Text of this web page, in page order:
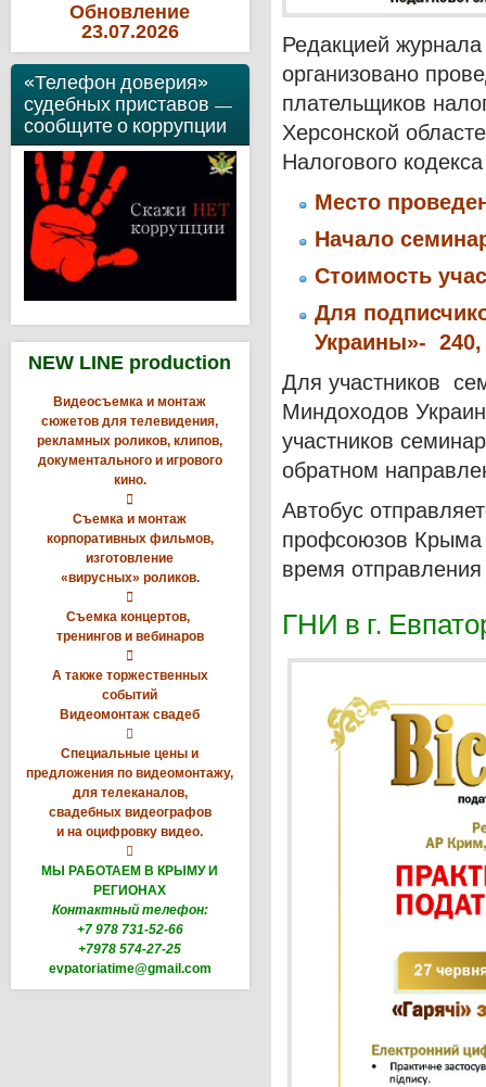
Обновление
23.07.2026
«Телефон доверия»
судебных приставов —
сообщите о коррупции
NEW LINE production
Видеосъемка и монтаж
сюжетов для телевидения,
рекламных роликов, клипов,
документального и игрового
кино.

Съемка и монтаж
корпоративных фильмов,
изготовление
«вирусных» роликов.

Съемка концертов,
тренингов и вебинаров

А также торжественных
событий
Видеомонтаж свадеб

Специальные цены и
предложения по видеомонтажу,
для телеканалов,
свадебных видеографов
и на оцифровку видео.

МЫ РАБОТАЕМ В КРЫМУ И
РЕГИОНАХ
Контактный телефон:
+7 978 731-52-66
+7978 574-27-25
evpatoriatime@gmail.com
Редакцией
организовано
плательщиков
Херсонской
Налогового
Место
Начало
Стоимость
Для
Украины»- 240,
Для участников
Миндоходов
участников
обратном
Автобус
профсоюзов Крыма
время
ГНИ в г.